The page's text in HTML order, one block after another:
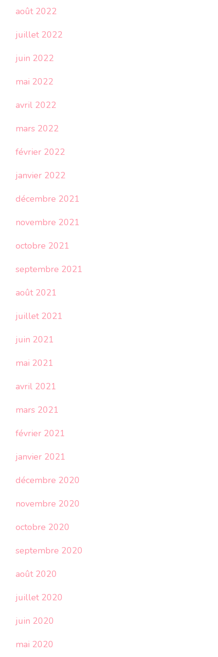
août 2022
juillet 2022
juin 2022
mai 2022
avril 2022
mars 2022
février 2022
janvier 2022
décembre 2021
novembre 2021
octobre 2021
septembre 2021
août 2021
juillet 2021
juin 2021
mai 2021
avril 2021
mars 2021
février 2021
janvier 2021
décembre 2020
novembre 2020
octobre 2020
septembre 2020
août 2020
juillet 2020
juin 2020
mai 2020